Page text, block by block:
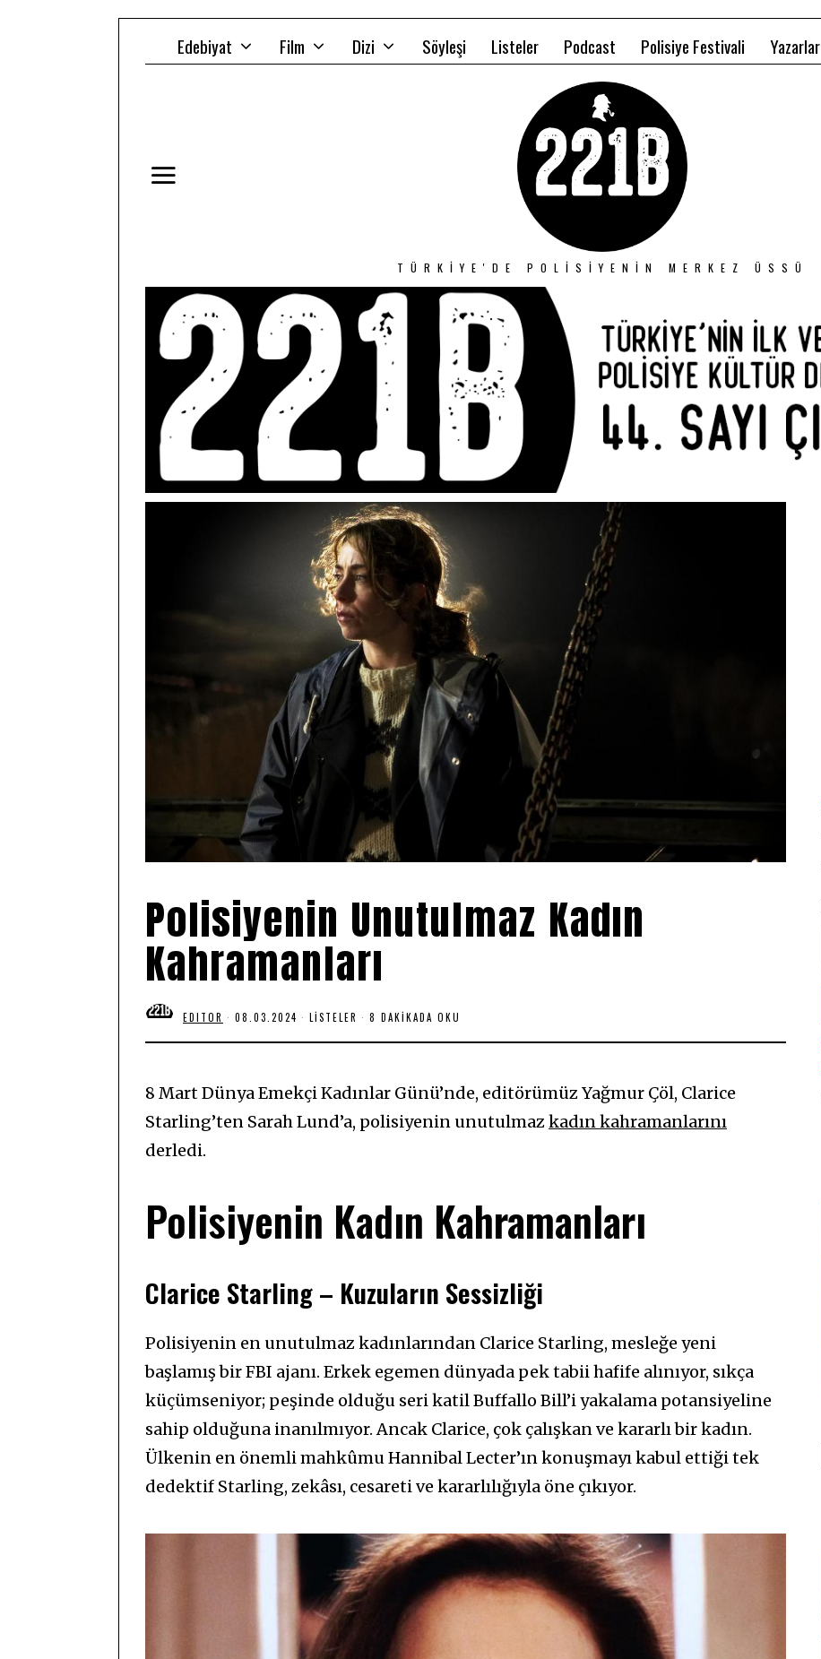
Edebiyat Film Dizi Söyleşi Listeler Podcast Polisiye Festivali Yazarlar
TÜRKIYE'DE POLISIYENIN MERKEZ ÜSSÜ
Polisiyenin Unutulmaz Kadın
Kahramanları
EDITOR 08.03.2024 0
.
2
2
LISTELER 8 DAKIKADA OKU
8 Mart Dünya Emekçi Kadınlar Günü’nde, editörümüz Yağmur Çöl, Clarice
Starling’ten Sarah Lund’a, polisiyenin unutulmazkadın kahramanlarını
derledi.
Polisiyenin Kadın Kahramanları
Clarice Starling – Kuzuların Sessizliği
Polisiyenin en unutulmaz kadınlarından Clarice Starling, mesleğe yeni
başlamış bir FBI ajanı. Erkek egemen dünyada pek tabii hafife alınıyor, sıkça
küçümseniyor; peşinde olduğu seri katil Buffallo Bill’i yakalama potansiyeline
sahip olduğuna inanılmıyor. Ancak Clarice, çok çalışkan ve kararlı bir kadın.
Ülkenin en önemli mahkûmu Hannibal Lecter’ın konuşmayı kabul ettiği tek
dedektif Starling, zekâsı, cesareti ve kararlılığıyla öne çıkıyor.